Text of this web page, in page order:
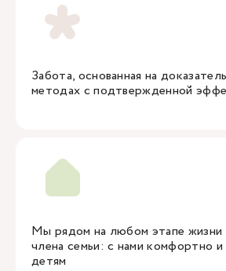
Забота, основанная на
методах с подтвержденной
Мы рядом на любом этапе жизни
члена семьи: с нами комфортно
детям